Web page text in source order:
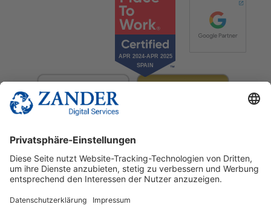
© 2025 Zander Digital Services Deutschland GmbH